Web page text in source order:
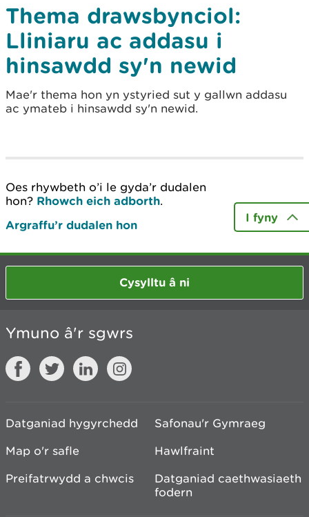
Thema drawsbynciol:
Lliniaru ac addasu i
hinsawdd sy'n newid
Mae'r thema hon yn ystyried sut y gallwn addasu
ac ymateb i hinsawdd sy'n newid.
Oes rhywbeth o’i le gyda’r dudalen
hon? Rhowch eich adborth.
Argraffu’r dudalen hon
I fyny
Cysylltu â ni
Ymuno â'r sgwrs
Datganiad hygyrchedd
Safonau'r Gymraeg
Map o'r safle
Hawlfraint
Preifatrwydd a chwcis
Datganiad caethwasiaeth
fodern